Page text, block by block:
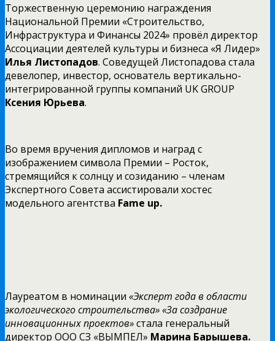
Торжественную церемонию награждения
Национальной Премии «Строительство,
Инфраструктура и Финансы 2024» провёл директор
Ассоциации деятелей культуры и бизнеса «Я Лидер»
Илья Листопадов. Соведущей Листопадова стала
девелопер, инвестор, основатель вертикально-
интегрированной группы компаний UK GROUP
Ксения Юрьева.
Во время вручения дипломов и наград с
изображением символа Премии – Росток,
стремящийся к солнцу и созиданию – членам
Экспертного Совета ассистировали хостес
модельного агентства Fame up.
Лауреатом в номинации «Эксперт года в области
экологического строительства»«За создрание
инновационных проектов»стала генеральный
директор ООО СЗ «ВЫМПЕЛ» Марина Барышева.